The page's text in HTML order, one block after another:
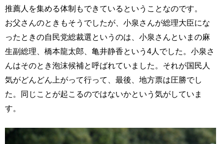
推薦人を集める体制もできているということなのです。
お父さんのときもそうでしたが、小泉さんが総理大臣にな
ったときの自民党総裁選というのは、小泉さんといまの麻
生副総理、橋本龍太郎、亀井静香という4人でした。小泉さ
んはそのとき泡沫候補と呼ばれていました。それが国民人
気がどんどん上がって行って、最後、地方票は圧勝でし
た。同じことが起こるのではないかという気がしていま
す。